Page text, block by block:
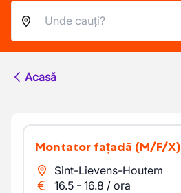
Acasă
Montator fațadă (M/F/X)
Sint-Lievens-Houtem
16.5 - 16.8 / ora